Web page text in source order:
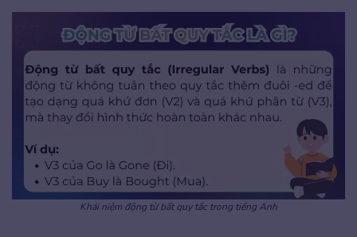
Khái niệm động từ bất quy tắc trong tiếng Anh